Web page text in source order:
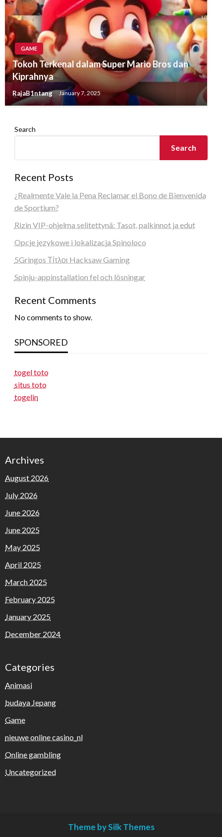
GAME
Tokoh Terkenal dalam Super Mario Bros dan
Kiprahnya
RajaB1ntang January 7, 2025
Search
Search
Recent Posts
¿Realmente Vale la Pena Reclamar el Bono de Bienvenida
de Sportium?
Rizin VIP-ohjelma selitettynä: Tasot, palkinnot ja edut
Opcje językowe i lokalizacja Spinoloco
5Gringos Τίτλοι Hacksaw Gaming
Spinju-appinstallation fel och lösningar
Recent Comments
No comments to show.
SPONSORED
togel toto
situs toto
togelin
Archives
August 2026
July 2026
June 2026
June 2025
May 2025
April 2025
March 2025
February 2025
January 2025
December 2024
Categories
Animasi
budaya Jepang
Game
nieuwe online casino_nl
Online gambling
Uncategorized
Theme by Silk Themes